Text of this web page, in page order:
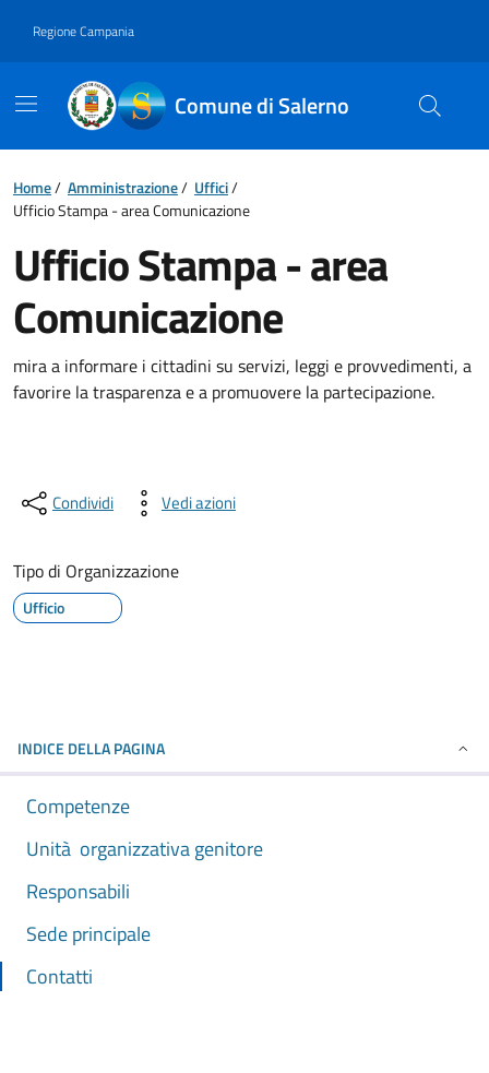
Regione Campania
Comune di Salerno
Home/ Amministrazione/ Uffici/
Ufficio Stampa - area Comunicazione
Ufficio Stampa - area
Comunicazione
mira a informare i cittadini su servizi, leggi e provvedimenti, a
favorire la trasparenza e a promuovere la partecipazione.
Condividi Vedi azioni
Tipo di Organizzazione
Ufficio
INDICE DELLA PAGINA
Competenze
Unità organizzativa genitore
Responsabili
Sede principale
Contatti